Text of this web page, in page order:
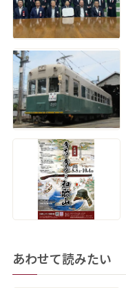
あわせて読みたい